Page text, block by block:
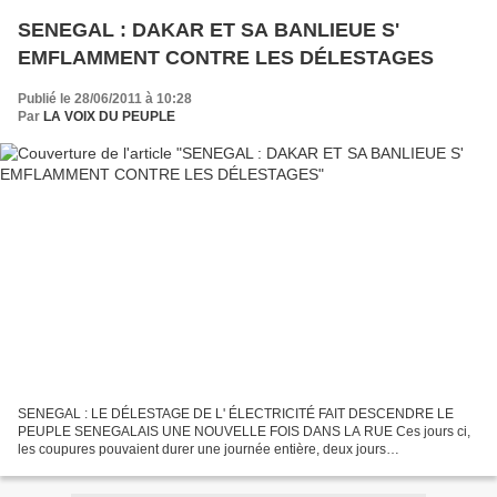
SENEGAL : DAKAR ET SA BANLIEUE S'
EMFLAMMENT CONTRE LES DÉLESTAGES
Publié le 28/06/2011 à 10:28
Par LA VOIX DU PEUPLE
SENEGAL : LE DÉLESTAGE DE L' ÉLECTRICITÉ FAIT DESCENDRE LE
PEUPLE SENEGALAIS UNE NOUVELLE FOIS DANS LA RUE Ces jours ci,
les coupures pouvaient durer une journée entière, deux jours